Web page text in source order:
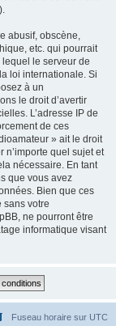
abusif, obscène,
etc. qui pourrait
le serveur de
loi internationale. Si
à un
le droit d’avertir
L’adresse IP de
de ces
» ait le droit
n’importe quel sujet et
nécessaire. En tant
que vous avez
Bien que ces
sans votre
ne pourront être
informatique visant
Fuseau horaire sur UTC